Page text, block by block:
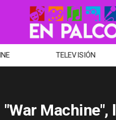
TELEVISIÓN
"War Machine",